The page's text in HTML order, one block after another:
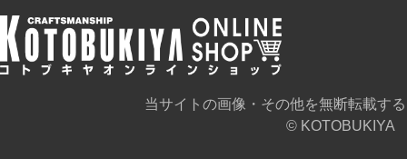
当サイトの画像・その他を無断転載す
© KOTOBUKIYA